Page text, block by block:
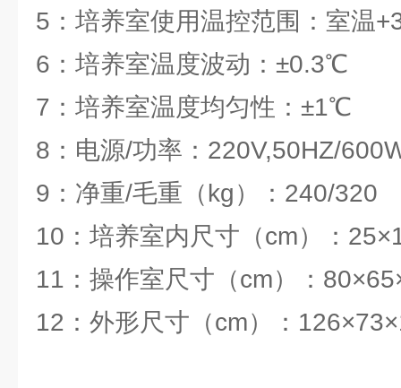
5：培养室使用温控范围：室温
6：培养室温度波动：±0.3℃
7：培养室温度均匀性：±1℃
8：电源/功率：220V,50HZ/
9：净重/毛重（kg）：240/320
10：培养室内尺寸（cm）：
11：操作室尺寸（cm）：
12：外形尺寸（cm）：